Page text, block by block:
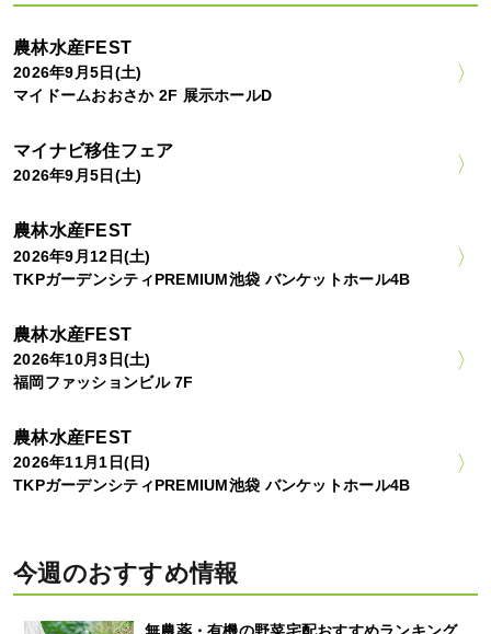
農林水産FEST
2026年9月5日(土)
マイドームおおさか 2F 展示ホールD
マイナビ移住フェア
2026年9月5日(土)
農林水産FEST
2026年9月12日(土)
TKPガーデンシティPREMIUM池袋 バンケットホール4B
農林水産FEST
2026年10月3日(土)
福岡ファッションビル 7F
農林水産FEST
2026年11月1日(日)
TKPガーデンシティPREMIUM池袋 バンケットホール4B
今週のおすすめ情報